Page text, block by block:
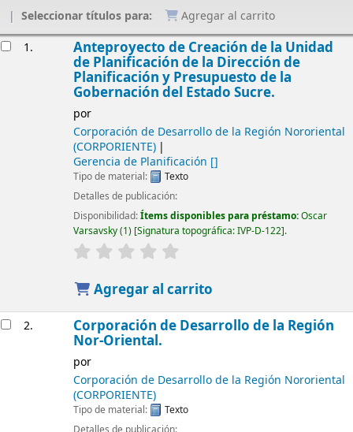
Seleccionar títulos para:
Agregar al carrito
1. Anteproyecto de Creación de la Unidad
de Planificación de la Dirección de
Planificación y Presupuesto de la
Gobernación del Estado Sucre.
por
Corporación de Desarrollo de la Región Nororiental
(CORPORIENTE)
Gerencia de Planificación []
Tipo de material:
Texto
Detalles de publicación:
Disponibilidad:Ítems disponibles para préstamo:Oscar
Varsavsky(1) Signatura topográfica:IVP-D-122 .
Agregar al carrito
2. Corporación de Desarrollo de la Región
Nor-Oriental.
por
Corporación de Desarrollo de la Región Nororiental
(CORPORIENTE)
Tipo de material:
Texto